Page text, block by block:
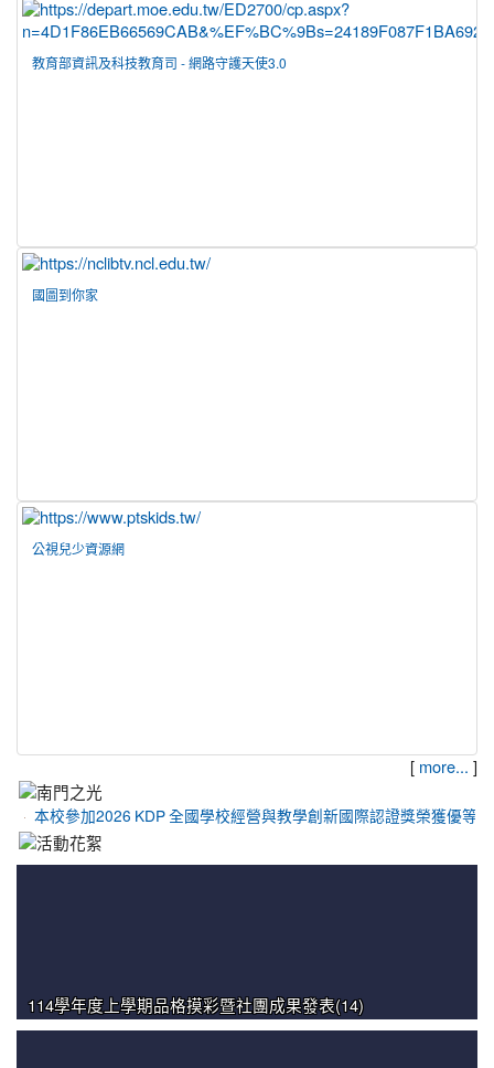
教育部資訊及科技教育司 - 網路守護天使3.0
國圖到你家
公視兒少資源網
[ more... ]
本校參加2026 KDP 全國學校經營與教學創新國際認證獎榮獲優等佳
114學年度上學期品格摸彩暨社團成果發表(14)